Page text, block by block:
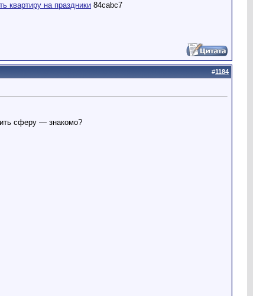
квартиру на праздники 84cabc7
#1184
сферу — знакомо?